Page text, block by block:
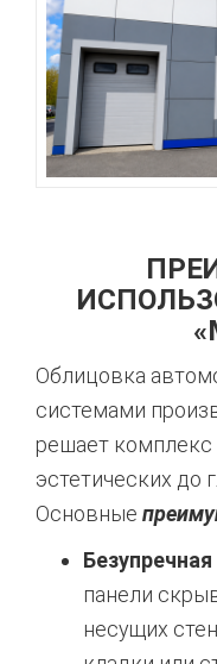
Облицовка
системами
решает комплекс
эстетических до
Основные
панели
несущих